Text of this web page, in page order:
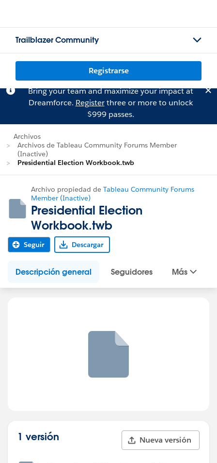
Trailblazer Community
Registrarse
Bring your team and maximize your impact at
Dreamforce. Registerthree or more to unlock
$999 passes.
Archivos
Archivos de Tableau Community Forums Member
(Inactive)
Presidential Election Workbook.twb
Archivo propiedad de Tableau Community Forums
Member (Inactive)
Presidential Election
Workbook.twb
Seguir Descargar
Descripción general Seguidores Más
1 versión Nueva versión